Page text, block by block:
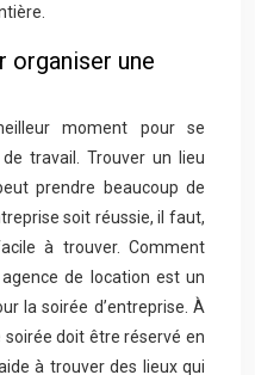
organiser une
moment pour se
travail. Trouver un lieu
prendre beaucoup de
soit réussie, il faut,
à trouver. Comment
de location est un
la soirée d’entreprise. À
soirée doit être réservé en
à trouver des lieux qui